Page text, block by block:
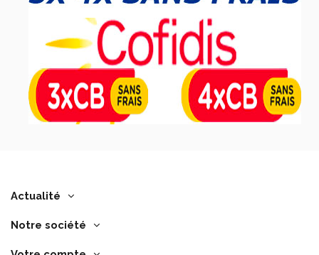
Actualité
Notre société